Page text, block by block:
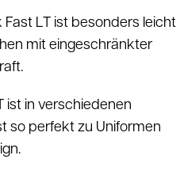
Fast LT ist besonders leicht
mit eingeschränkter
ist in verschiedenen
so perfekt zu Uniformen